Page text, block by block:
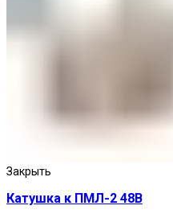
Закрыть
Катушка к ПМЛ-2 48В